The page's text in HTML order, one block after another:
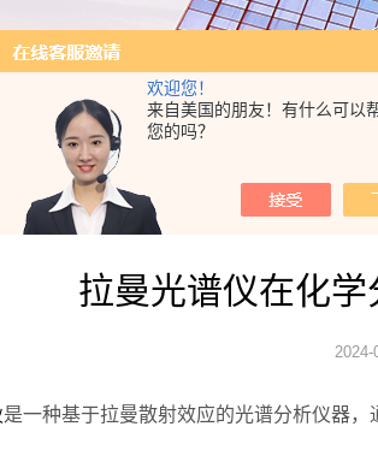
欢迎您！
来自美国的朋友！有什么可以
您的吗？
拉曼光谱仪在化
2024-
是一种基于拉曼散射效应的光谱分析仪器，